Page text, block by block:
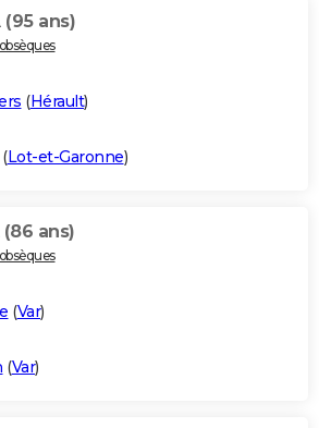
(95 ans)
(Hérault)
Lot-et-Garonne)
(86 ans)
(Var)
(Var)